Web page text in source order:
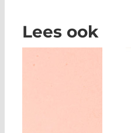
Lees ook